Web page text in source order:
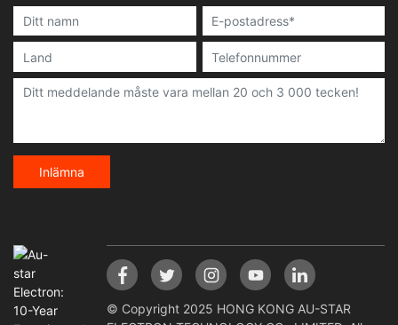
Inlämna
© Copyright 2025 HONG KONG AU-STAR